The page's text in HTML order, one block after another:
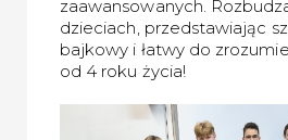
zaawansowanych.
dzieciach, przedstawiając
bajkowy i łatwy do
od 4 roku życia!